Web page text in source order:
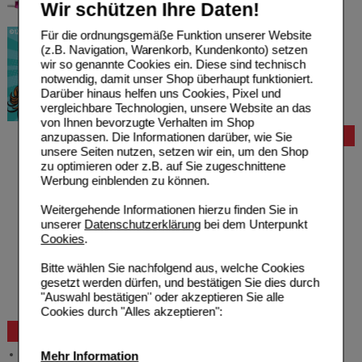
Wir schützen Ihre Daten!
Für die ordnungsgemäße Funktion unserer Website
(z.B. Navigation, Warenkorb, Kundenkonto) setzen
wir so genannte Cookies ein. Diese sind technisch
notwendig, damit unser Shop überhaupt funktioniert.
Darüber hinaus helfen uns Cookies, Pixel und
vergleichbare Technologien, unsere Website an das
von Ihnen bevorzugte Verhalten im Shop
anzupassen. Die Informationen darüber, wie Sie
unsere Seiten nutzen, setzen wir ein, um den Shop
zu optimieren oder z.B. auf Sie zugeschnittene
Werbung einblenden zu können.
Weitergehende Informationen hierzu finden Sie in
unserer Datenschutzerklärungbei dem Unterpunkt
Cookies.
Bitte wählen Sie nachfolgend aus, welche Cookies
gesetzt werden dürfen, und bestätigen Sie dies durch
"Auswahl bestätigen" oder akzeptieren Sie alle
Cookies durch "Alles akzeptieren":
Mehr Information
Bestellung
Hilfe zur Anmeldung
Hilfe zum Bestellvorgang
Zahlungsmöglichkeiten
Rezepte einlösen
Freiumschläge anfordern
Freiumschläge downloaden
Reklamation
Widerrufsformular
Problembehebung
Bestellschein
Allgemeine Information